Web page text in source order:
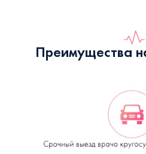
Преимущества